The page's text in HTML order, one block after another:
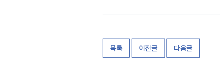
목록 이전글 다음글